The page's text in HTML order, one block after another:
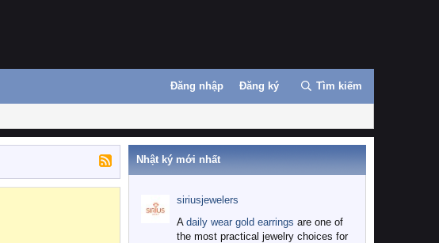
Đăng nhập Đăng ký Tìm kiếm
Nhật ký mới nhất
siriusjewelers
A daily wear gold earrings are one of
the most practical jewelry choices for